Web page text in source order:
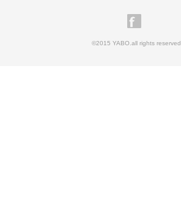
©2015 YABO.all rights reserved.